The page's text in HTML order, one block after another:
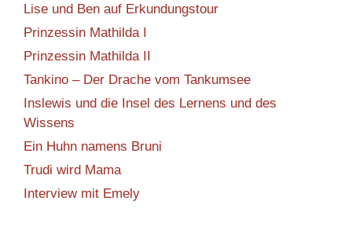
Lise und Ben auf Erkundungstour
Prinzessin Mathilda I
Prinzessin Mathilda II
Tankino – Der Drache vom Tankumsee
Inslewis und die Insel des Lernens und des
Wissens
Ein Huhn namens Bruni
Trudi wird Mama
Interview mit Emely